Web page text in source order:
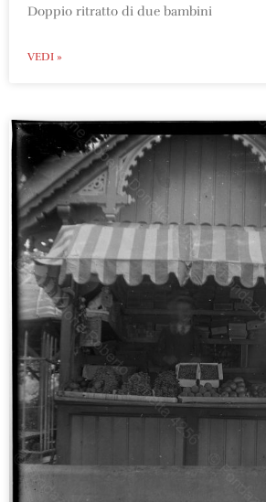
Doppio ritratto di due bambini
VEDI »